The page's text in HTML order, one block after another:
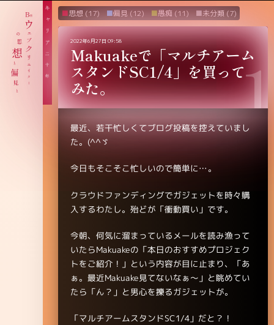
思想 (17) 偏見 (12) 愚痴 (11) 未分類 (7)
2022年6月27日 09:58
Makuakeで「マルチアーム
スタンドSC1/4」を買って
みた。
最近、若干忙しくてブログ投稿を控えていまし
た。(^^ゞ
今日もそこそこ忙しいので簡単に…。
クラウドファンディングでガジェットを時々購
入するわたし。殆どが「衝動買い」です。
今朝、何気に溜まっているメールを読み漁って
いたらMakuakeの「本日のおすすめプロジェク
トをご紹介！」という内容が目に止まり、「あ
ぁ。最近Makuake見てないなぁ～」と眺めてい
たら「ん？」と男心を擽るガジェットが。
「マルチアームスタンドSC1/4」だと？！